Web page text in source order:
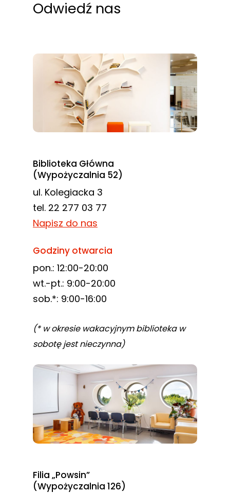
Odwiedź nas
Biblioteka Główna
(Wypożyczalnia 52)
ul. Kolegiacka 3
tel. 22 277 03 77
Napisz do nas
Godziny otwarcia
pon.: 12:00-20:00
wt.-pt.: 9:00-20:00
sob.*: 9:00-16:00
(* w okresie wakacyjnym biblioteka w
sobotę jest nieczynna)
Filia „Powsin”
(Wypożyczalnia 126)